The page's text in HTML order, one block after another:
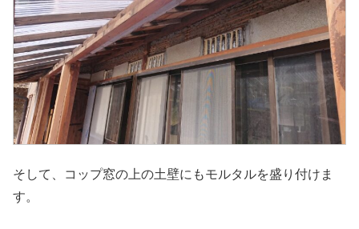
そして、コップ窓の上の土壁にもモルタルを盛り付けま
す。